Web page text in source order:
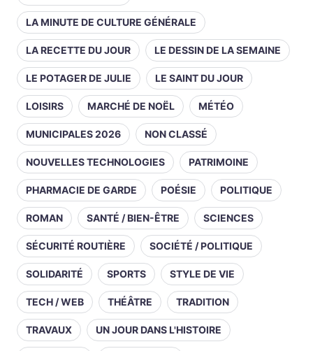
LA MINUTE DE CULTURE GÉNÉRALE
LA RECETTE DU JOUR LE DESSIN DE LA SEMAINE
LE POTAGER DE JULIE LE SAINT DU JOUR
LOISIRS MARCHÉ DE NOËL MÉTÉO
MUNICIPALES 2026 NON CLASSÉ
NOUVELLES TECHNOLOGIES PATRIMOINE
PHARMACIE DE GARDE POÉSIE POLITIQUE
ROMAN SANTÉ / BIEN-ÊTRE SCIENCES
SÉCURITÉ ROUTIÈRE SOCIÉTÉ / POLITIQUE
SOLIDARITÉ SPORTS STYLE DE VIE
TECH / WEB THÉÂTRE TRADITION
TRAVAUX UN JOUR DANS L'HISTOIRE